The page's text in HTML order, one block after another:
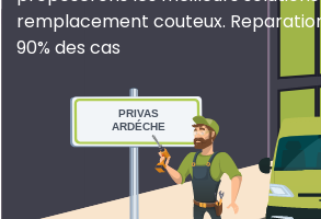
remplacement couteux.
90% des cas
PRIVAS
ARDÉCHE